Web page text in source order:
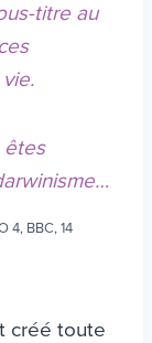
titre au
êtes
4, BBC, 14
créé toute